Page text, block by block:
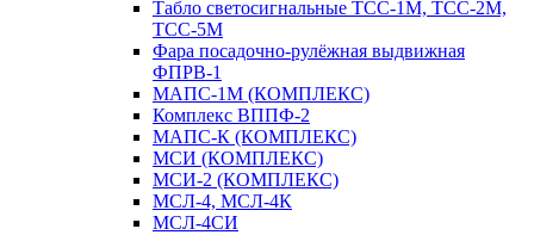
Табло светосигнальные ТСС-1М, ТСС-2М,
ТСС-5М
Фара посадочно-рулёжная выдвижная
ФПРВ-1
МАПС-1М (КОМПЛЕКС)
Комплекс ВППФ-2
МАПС-К (КОМПЛЕКС)
МСИ (КОМПЛЕКС)
МСИ-2 (КОМПЛЕКС)
МСЛ-4, МСЛ-4К
МСЛ-4СИ